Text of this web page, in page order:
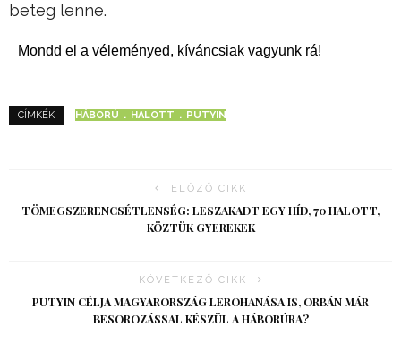
beteg lenne.
Mondd el a véleményed, kíváncsiak vagyunk rá!
CÍMKÉK HÁBORÚ HALOTT PUTYIN
ELŐZŐ CIKK
TÖMEGSZERENCSÉTLENSÉG: LESZAKADT EGY HÍD, 70 HALOTT,
KÖZTÜK GYEREKEK
KÖVETKEZŐ CIKK
PUTYIN CÉLJA MAGYARORSZÁG LEROHANÁSA IS, ORBÁN MÁR
BESOROZÁSSAL KÉSZÜL A HÁBORÚRA?